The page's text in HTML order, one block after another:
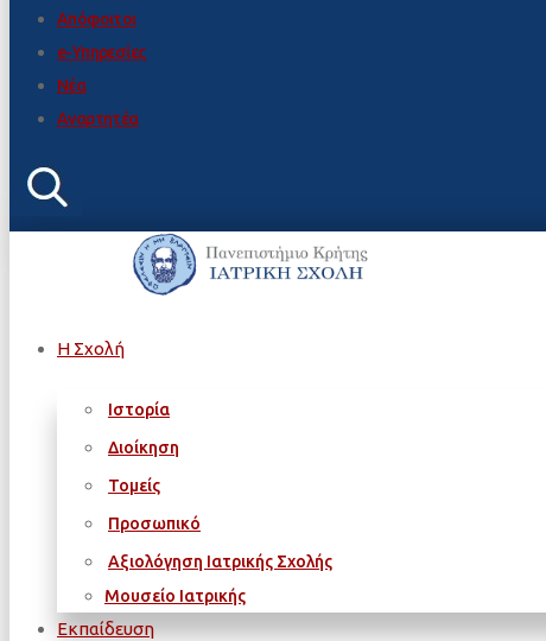
Απόφοιτοι
e-Υπηρεσίες
Νέα
Αναρτητέα
Η Σχολή
Ιστορία
Διοίκηση
Τομείς
Προσωπικό
Αξιολόγηση Ιατρικής Σχολής
Μουσείο Ιατρικής
Εκπαίδευση